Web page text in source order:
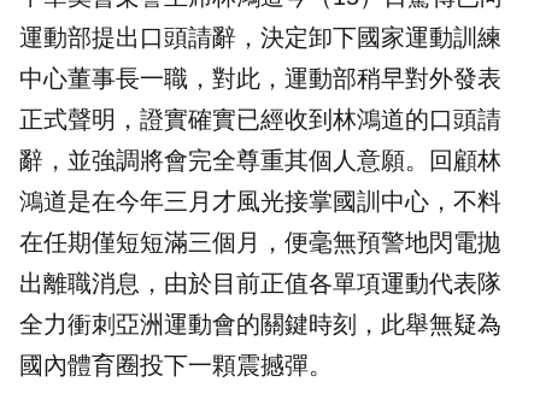
運動部提出口頭請辭 ，決定卸下國家運動訓練
中心董事長一職，對此，運動部稍早對外發表
正式聲明，證實確實已經收到林鴻道的口頭請
辭，並強調將會完全尊重其個人意願。回顧林
鴻道是在今年三月才風光接掌國訓中心 ，不料
在任期僅短短滿三個月，便毫無預警地閃電拋
出離職消息，由於目前正值各單項運動代表隊
全力衝刺亞洲運動會的關鍵時刻，此舉無疑為
國內體育圈投下一顆震撼彈。